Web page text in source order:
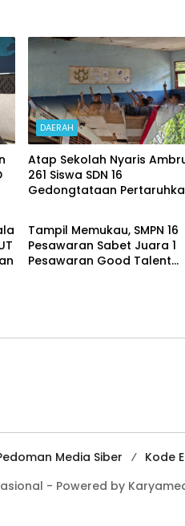
DAERAH
Atap Sekolah Nyaris
261 Siswa SDN 16
Gedongtataan
DAERAH
Tampil Memukau, SMPN 16
Pesawaran Sabet Juara 1
Pesawaran Good Talent
Media Siber Kode
- Powered by